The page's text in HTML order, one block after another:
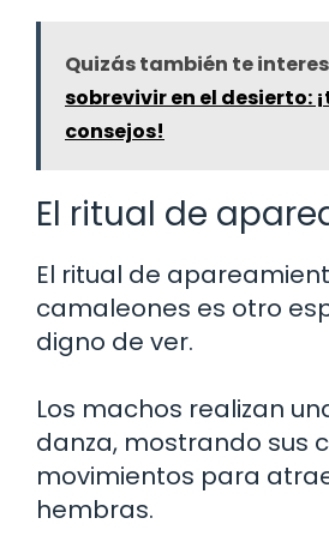
Quizás también te
sobrevivir en el desierto:
consejos!
El ritual de
El ritual de
camaleones es otro
digno de ver.
Los machos realizan
danza, mostrando sus
movimientos para
hembras.